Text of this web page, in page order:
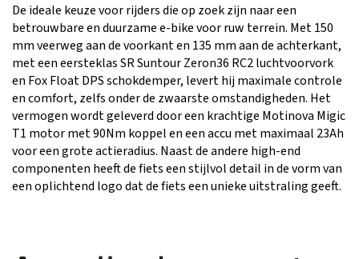
De ideale keuze voor rijders die op zoek zijn naar een
betrouwbare en duurzame e-bike voor ruw terrein. Met 150
mm veerweg aan de voorkant en 135 mm aan de achterkant,
met een eersteklas SR Suntour Zeron36 RC2 luchtvoorvork
en Fox Float DPS schokdemper, levert hij maximale controle
en comfort, zelfs onder de zwaarste omstandigheden. Het
vermogen wordt geleverd door een krachtige Motinova Migic
T1 motor met 90Nm koppel en een accu met maximaal 23Ah
voor een grote actieradius. Naast de andere high-end
componenten heeft de fiets een stijlvol detail in de vorm van
een oplichtend logo dat de fiets een unieke uitstraling geeft.